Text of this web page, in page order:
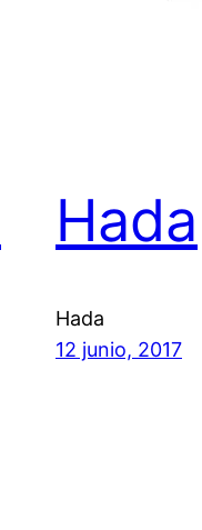
Hada
Hada
12 junio, 2017